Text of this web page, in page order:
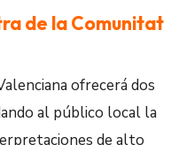
de la Comunitat
ofrecerá dos
al público local la
de alto